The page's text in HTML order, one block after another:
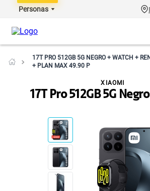
Personas
17T PRO 512GB 5G NEGRO + WATCH +
+ PLAN MAX 49.90 P
17T Pro 512GB 5G
XIAOMI